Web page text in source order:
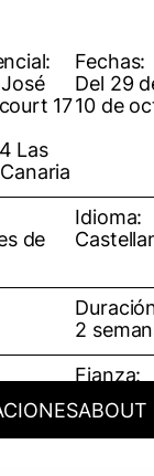
ABOUT
17
Las
Fechas:
Del 29
10 de
de
Idioma:
2
Fianza:
50€